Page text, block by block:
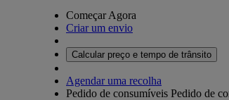
Começar Agora
Criar um envio
Calcular preço e tempo de trânsito
Agendar uma recolha
Pedido de consumíveis Pedido de